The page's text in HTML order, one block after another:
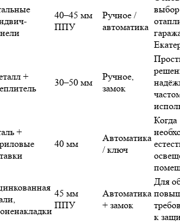
40–45 мм
ППУ
Ручное /
автоматика
выбор
+
30–50 мм
Ручное,
замок
+
40 мм
Автоматика
/ключ
Когда
45 мм
ППУ
Автоматика
+ замок
Для
к